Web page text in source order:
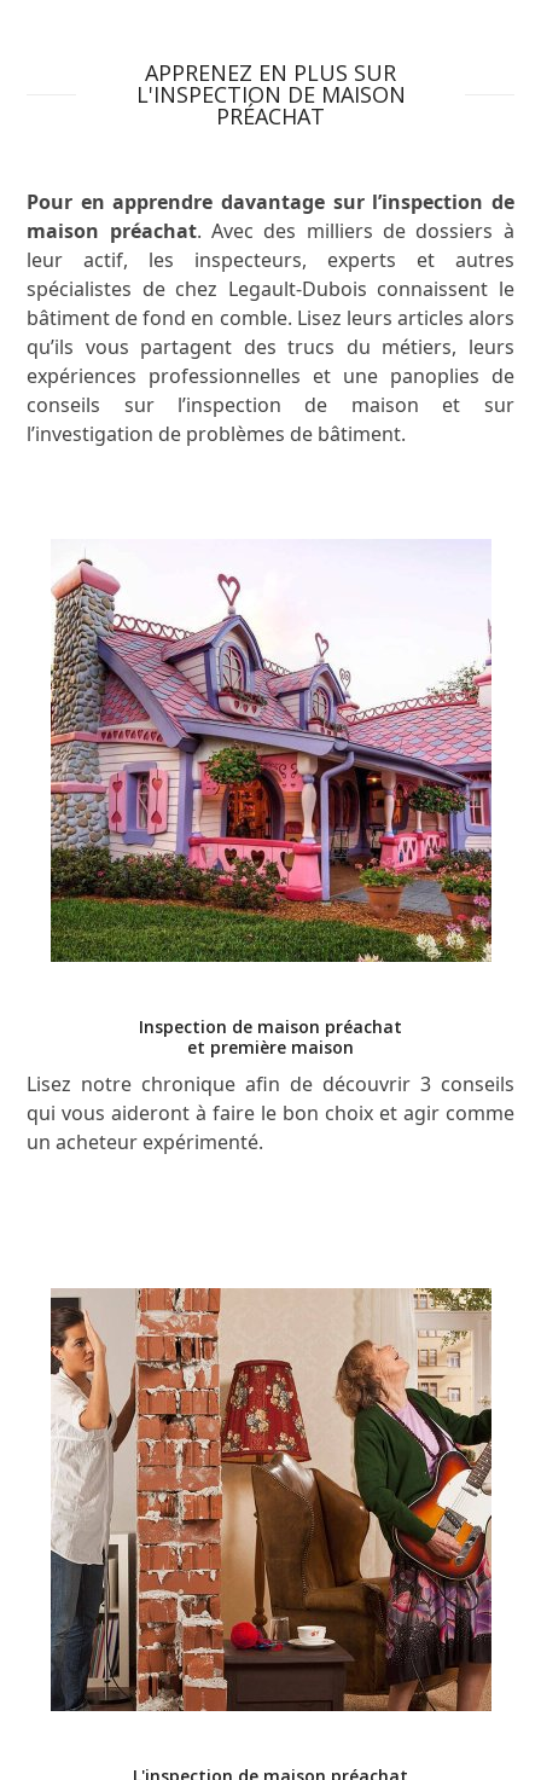
APPRENEZ EN PLUS SUR
L'INSPECTION DE MAISON
PRÉACHAT
Pour en apprendre davantage sur l’inspection de
maison préachat. Avec des milliers de dossiers à
leur actif, les inspecteurs, experts et autres
spécialistes de chez Legault-Dubois connaissent le
bâtiment de fond en comble. Lisez leurs articles alors
qu’ils vous partagent des trucs du métiers, leurs
expériences professionnelles et une panoplies de
conseils sur l’inspection de maison et sur
l’investigation de problèmes de bâtiment.
Inspection de maison préachat
et première maison
Lisez notre chronique afin de découvrir 3 conseils
qui vous aideront à faire le bon choix et agir comme
un acheteur expérimenté.
L'inspection de maison préachat